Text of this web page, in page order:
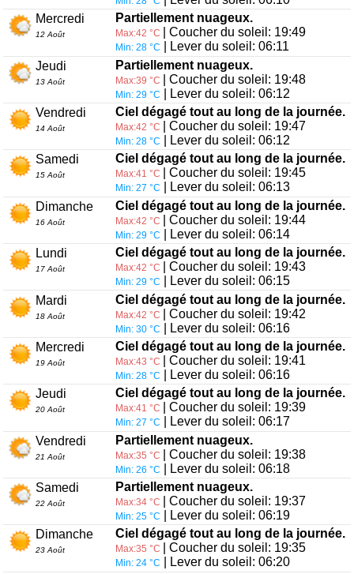
Mercredi
12 Août
Partiellement nuageux.
Max:42 °C | Coucher du soleil: 19:49
Min: 28 °C
| Lever du soleil: 06:11
Jeudi
13 Août
Partiellement nuageux.
Max:39 °C | Coucher du soleil: 19:48
Min: 29 °C
| Lever du soleil: 06:12
Vendredi
14 Août
Ciel dégagé tout au long de la journée.
Max:42 °C | Coucher du soleil: 19:47
Min: 28 °C
| Lever du soleil: 06:12
Samedi
15 Août
Ciel dégagé tout au long de la journée.
Max:41 °C | Coucher du soleil: 19:45
Min: 27 °C
| Lever du soleil: 06:13
Dimanche
16 Août
Ciel dégagé tout au long de la journée.
Max:42 °C | Coucher du soleil: 19:44
Min: 29 °C
| Lever du soleil: 06:14
Lundi
17 Août
Ciel dégagé tout au long de la journée.
Max:42 °C | Coucher du soleil: 19:43
Min: 29 °C
| Lever du soleil: 06:15
Mardi
18 Août
Ciel dégagé tout au long de la journée.
Max:42 °C | Coucher du soleil: 19:42
Min: 30 °C
| Lever du soleil: 06:16
Mercredi
19 Août
Ciel dégagé tout au long de la journée.
Max:43 °C | Coucher du soleil: 19:41
Min: 28 °C
| Lever du soleil: 06:16
Jeudi
20 Août
Ciel dégagé tout au long de la journée.
Max:41 °C | Coucher du soleil: 19:39
Min: 27 °C
| Lever du soleil: 06:17
Vendredi
21 Août
Partiellement nuageux.
Max:35 °C | Coucher du soleil: 19:38
Min: 26 °C
| Lever du soleil: 06:18
Samedi
22 Août
Partiellement nuageux.
Max:34 °C | Coucher du soleil: 19:37
Min: 25 °C
| Lever du soleil: 06:19
Dimanche
23 Août
Ciel dégagé tout au long de la journée.
Max:35 °C | Coucher du soleil: 19:35
Min: 24 °C | Lever du soleil: 06:20